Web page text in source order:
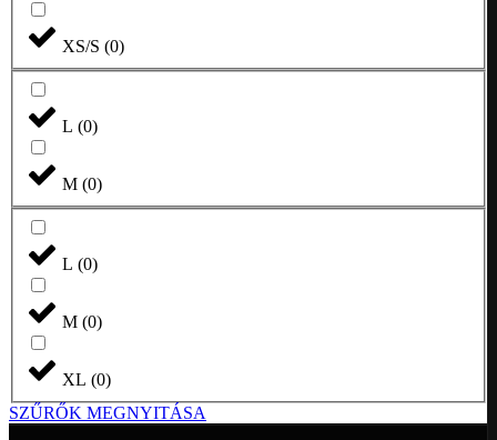
XS/S (0)
L (0)
M (0)
L (0)
M (0)
XL (0)
SZŰRŐK MEGNYITÁSA